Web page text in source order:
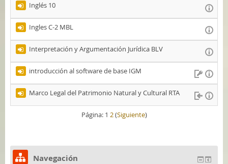
Inglés 10
Ingles C-2 MBL
Interpretación y Argumentación Jurídica BLV
introducción al software de base IGM
Marco Legal del Patrimonio Natural y Cultural RTA
Página: 1 2(Siguiente)
Navegación